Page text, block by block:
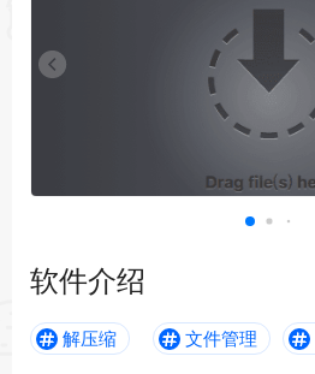
软件介绍
解压缩 文件管理